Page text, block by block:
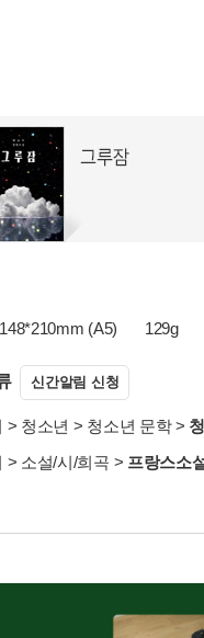
148*210mm (A5) 129g
신간알림 신청
> 청소년 > 청소년 문학>
> 소설/시/희곡 > 프랑스소